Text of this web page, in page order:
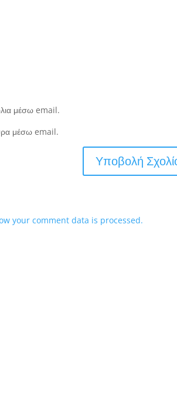
μέσω email.
μέσω email.
your comment data is processed.